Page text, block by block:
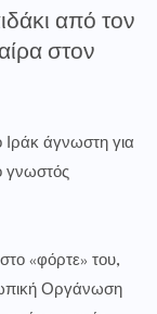
από τον
στον
Ιράκ άγνωστη για
γνωστός
«φόρτε» του,
Οργάνωση